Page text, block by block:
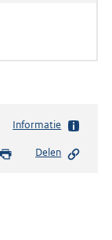
Informatie
Delen